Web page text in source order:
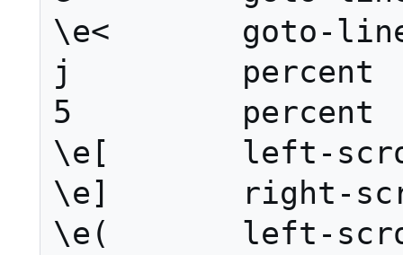
\e<       goto-
j         percent
5         percent
\e[       left-
\e]       right-
\e(       left-